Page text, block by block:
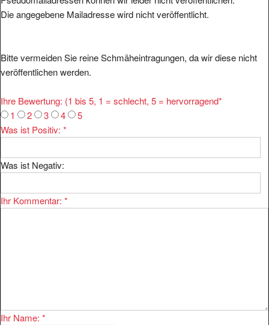
Die angegebene Mailadresse wird nicht veröffentlicht.
Bitte vermeiden Sie reine Schmäheintragungen, da wir diese nicht
veröffentlichen werden.
Ihre Bewertung: (1 bis 5, 1 = schlecht, 5 = hervorragend*
1
2 3 4
5
Was ist Positiv: *
Was ist Negativ:
Ihr Kommentar: *
Ihr Name: *